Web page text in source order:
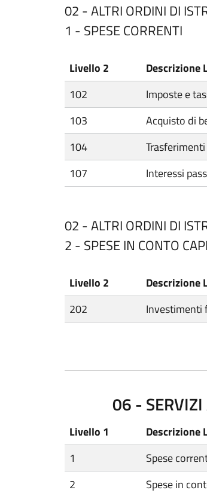
02 - ALTRI ORDINI DI
1 - SPESE CORRENTI
Livello 2 Descrizione
102
Imposte e
103
Acquisto di
104
107
Interessi
02 - ALTRI ORDINI DI
2 - SPESE IN CONTO
Livello 2 Descrizione
202
Investimenti
06 - SERVIZI
Livello 1 Descrizione
1
Spese
2
Spese in